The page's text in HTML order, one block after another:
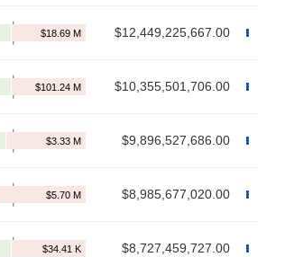
$12,449,225,667.00
$10,355,501,706.00
$9,896,527,686.00
$8,985,677,020.00
$8,727,459,727.00